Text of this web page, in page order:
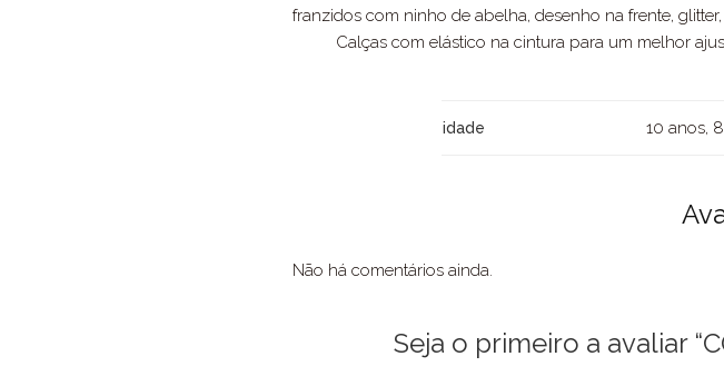
franzidos com ninho de abelha, desenho na frente, glitter,
Calças com elástico na cintura para um melhor
idade 10 anos,
Não há comentários ainda.
Seja o primeiro a avaliar